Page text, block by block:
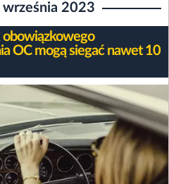
2023
obowiązkowego
OC mogą siegać nawet 10